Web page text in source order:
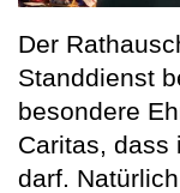
Der
Standdienst
besondere
Caritas, dass
darf.